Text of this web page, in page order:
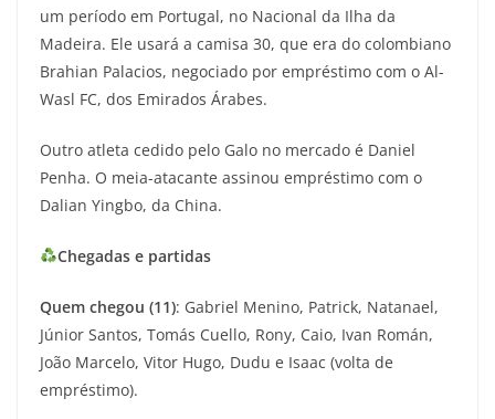
um período em Portugal, no Nacional da Ilha da
Madeira. Ele usará a camisa 30, que era do colombiano
Brahian Palacios, negociado por empréstimo com o Al-
Wasl FC, dos Emirados Árabes.
Outro atleta cedido pelo Galo no mercado é Daniel
Penha. O meia-atacante assinou empréstimo com o
Dalian Yingbo, da China.
Chegadas e partidas
Quem chegou (11): Gabriel Menino, Patrick, Natanael,
Júnior Santos, Tomás Cuello, Rony, Caio, Ivan Román,
João Marcelo, Vitor Hugo, Dudu e Isaac (volta de
empréstimo).